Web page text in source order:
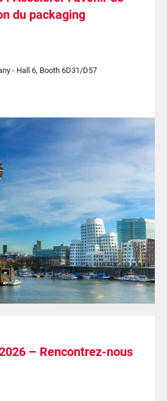
du packaging
- Hall 6, Booth 6D31/D57
– Rencontrez-nous